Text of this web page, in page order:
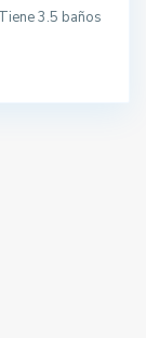
3.5 baños